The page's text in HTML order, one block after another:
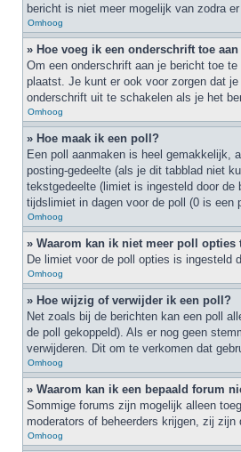
bericht is niet meer mogelijk van zodra
Omhoog
» Hoe voeg ik een onderschrift toe
Om een onderschrift aan je bericht toe
plaatst. Je kunt er ook voor zorgen dat
onderschrift uit te schakelen als je het
Omhoog
» Hoe maak ik een poll?
Een poll aanmaken is heel gemakkelijk,
posting-gedeelte (als je dit tabblad niet
tekstgedeelte (limiet is ingesteld door de
tijdslimiet in dagen voor de poll (0 is een
Omhoog
» Waarom kan ik niet meer poll opties
De limiet voor de poll opties is ingesteld
Omhoog
» Hoe wijzig of verwijder ik een poll?
Net zoals bij de berichten kan een poll
de poll gekoppeld). Als er nog geen
verwijderen. Dit om te verkomen dat
Omhoog
» Waarom kan ik een bepaald forum
Sommige forums zijn mogelijk alleen
moderators of beheerders krijgen, zij
Omhoog